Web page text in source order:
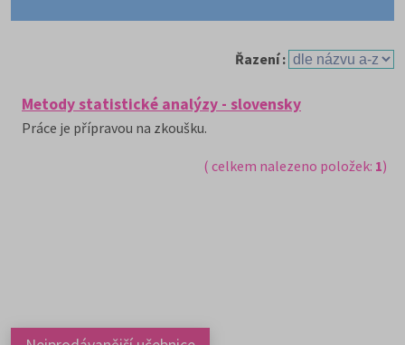
Řazení :
Metody statistické analýzy - slovensky
Práce je přípravou na zkoušku.
( celkem nalezeno položek: 1)